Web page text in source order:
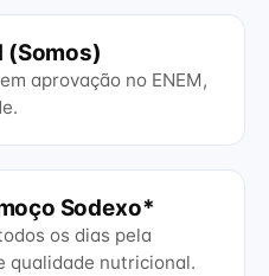
(Somos)
aprovação no ENEM,
Sodexo*
os dias pela
qualidade nutricional.